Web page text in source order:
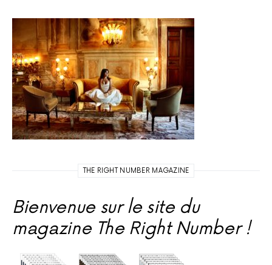
THE RIGHT NUMBER MAGAZINE
Bienvenue sur le site du
magazine The Right Number !